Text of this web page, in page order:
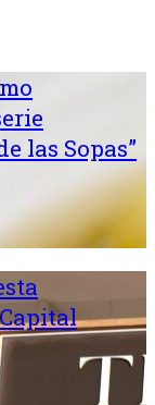
las Sopas”